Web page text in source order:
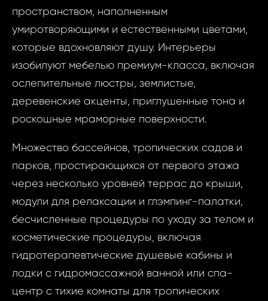
пространством, наполненным
умиротворяющими и естественными цветами,
которые вдохновляют душу. Интерьеры
изобилуют мебелью премиум-класса, включая
ослепительные люстры, землистые,
деревенские акценты, приглушенные тона и
роскошные мраморные поверхности.
Множество бассейнов, тропических садов и
парков, простирающихся от первого этажа
через несколько уровней террас до крыши,
модули для релаксации и глэмпинг-палатки,
бесчисленные процедуры по уходу за телом и
косметические процедуры, включая
гидротерапевтические душевые кабины и
лодки с гидромассажной ванной или спа-
центр с тихие комнаты для тропических
берегу моря
модным
Дубай